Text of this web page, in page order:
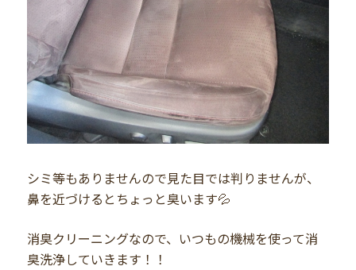
シミ等もありませんので見た目では判りませんが、
鼻を近づけるとちょっと臭います💦
消臭クリーニングなので、いつもの機械を使って消
臭洗浄していきます！！